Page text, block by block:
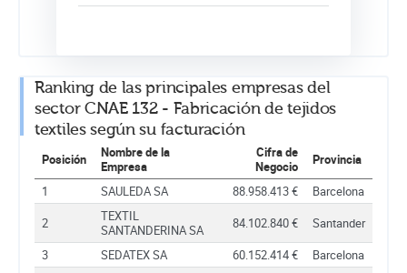
Ranking de las principales empresas del
sector CNAE 132 - Fabricación de tejidos
textiles según su facturación
Posición
Nombre de la
Empresa
Cifra de
Negocio
Provincia
1
SAULEDA SA 88.958.413 €
Barcelona
2
TEXTIL
SANTANDERINA SA
84.102.840 €
Santander
3
SEDATEX SA 60.152.414 €
Barcelona